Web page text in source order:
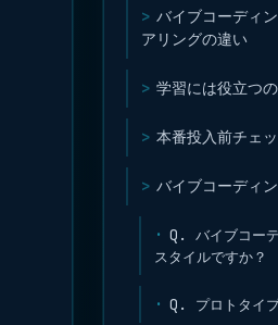
バイブコーディ
アリングの違い
学習には役立つ
本番投入前チェ
バイブコーディ
Q. バイブコー
スタイルですか？
Q. プロトタイ